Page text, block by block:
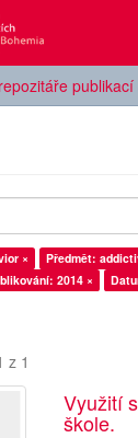
publikací
× Předmět:
2014 ×
z 1
Využití
škole.